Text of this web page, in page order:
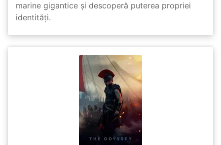
marine gigantice și descoperă puterea propriei
identități.